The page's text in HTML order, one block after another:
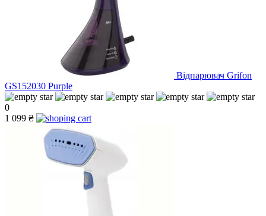
Відпарювач Grifon
GS152030 Purple
0
1 099 ₴